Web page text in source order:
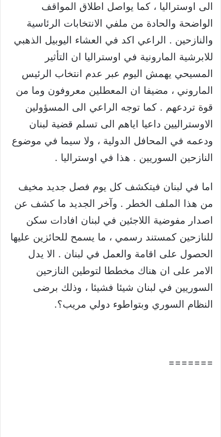
الى اوستراليا ، كما يواصل اطلاق المواقف
الواضحة والحادة من ملفي الانتخابات الرئاسية
والنازحين . الراعي اكد في العشاء اليوبيل الذهبي
للابرشية المارونية في اوستراليا ان التأثير
المسيحي يهمش اليوم عبر عدم انتخاب الرئيس
الماروني ، مضيفا ان المعطلين معروفون وما من
قوة تردعهم . كما توجه الراعي الى المسؤولين
الاوستراليين داعيا اياهم الى تسلم قضية لبنان
ودعمه في المحافل الدولية ، ولا سيما في موضوع
النازحين السوريين . هذا في اوستراليا .
اما في لبنان فيتكشف كل يوم فصل جديد مخيف
من هذا الملف الخطر . وآخر الجديد ما كشف عن
اصدار مفوضية اللاجئين في لبنان افادات سكن
للنازحين كمستند رسمي ، ما يسمح للحائزين عليها
الحصول على اقامة والعمل في لبنان . الا يدل
الامر على ان هناك مخططا لتوطين النازحين
السوريين في لبنان شيئا فشيئا ، وذلك برضى
النظام السوري وبتواطوء دولي مريب؟.
=======